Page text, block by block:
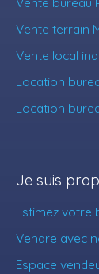
Vente terrain
Vente local
Location
Location
Je suis
Estimez votre
Vendre avec
Espace